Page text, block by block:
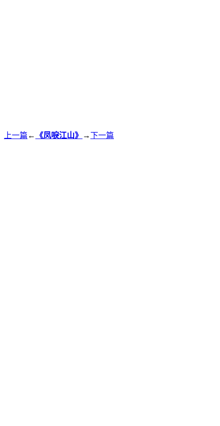
上一篇 ← 《凤唳江山》 →下一篇